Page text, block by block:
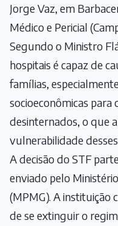
Jorge Vaz, em
Médico e Pericial
Segundo o Ministro
hospitais é capaz de
famílias,
socioeconômicas para
desinternados, o que
vulnerabilidade
A decisão do STF
enviado pelo
(MPMG). A instituição
de se extinguir o